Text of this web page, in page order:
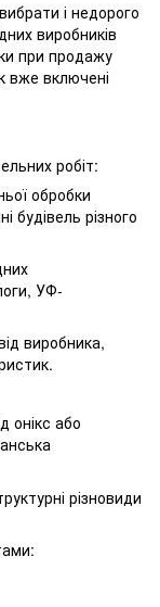
і недорого
виробників
при продажу
вже включені
робіт:
обробки
будівель різного
УФ-
виробника,
онікс або
різновиди